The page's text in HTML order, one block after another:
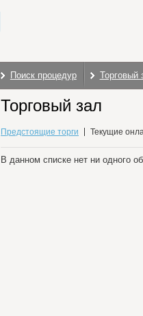
Поиск процедур Торговый
Торговый зал
Предстоящие торги Текущие
В данном списке нет ни одного